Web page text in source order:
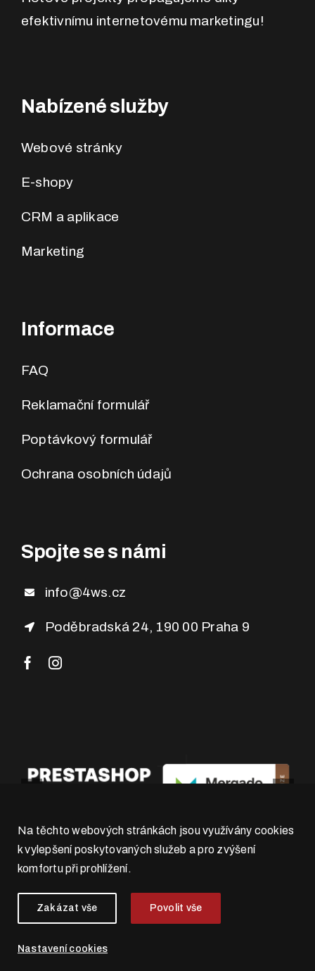
efektivnímu internetovému marketingu!
Nabízené služby
Webové stránky
E-shopy
CRM a aplikace
Marketing
Informace
FAQ
Reklamační formulář
Poptávkový formulář
Ochrana osobních údajů
Spojte se s námi
info@4ws.cz
Poděbradská 24, 190 00 Praha 9
© 2026 . 4WORKS Solutions
Na těchto webových stránkách jsou využívány cookies
k vylepšení poskytovaných služeb a pro zvýšení
komfortu při prohlížení.
Nastavení cookies
Zakázat vše Povolit vše